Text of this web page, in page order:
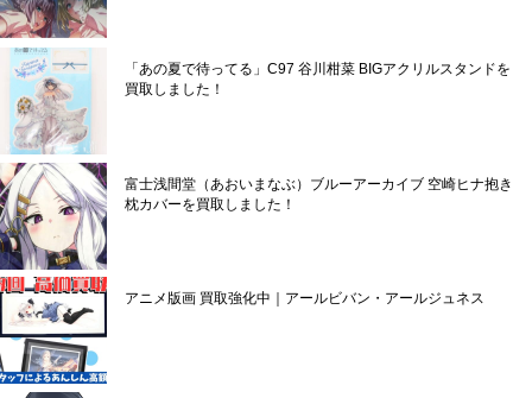
「あの夏で待ってる」C97 谷川柑菜 BIGアクリルスタンドを
買取しました！
富士浅間堂（あおいまなぶ）ブルーアーカイブ 空崎ヒナ抱き
枕カバーを買取しました！
アニメ版画 買取強化中｜アールビバン・アールジュネス